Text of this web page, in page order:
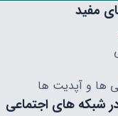
مفید
ها و آپدیت ها
شبکه های اجتماعی